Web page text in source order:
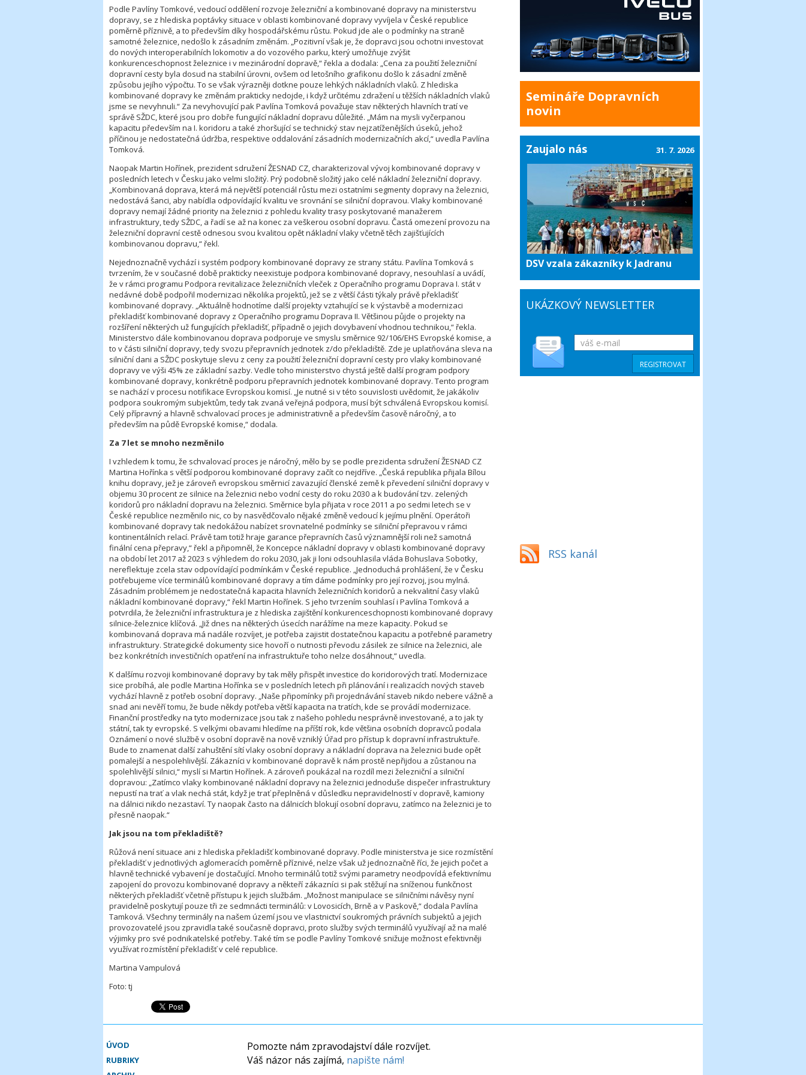
Podle Pavlíny Tomkové, vedoucí oddělení rozvoje železniční a kombinované dopravy na ministerstvu
dopravy, se z hlediska poptávky situace v oblasti kombinované dopravy vyvíjela v České republice
poměrně příznivě, a to především díky hospodářskému růstu. Pokud jde ale o podmínky na straně
samotné železnice, nedošlo k zásadním změnám. „Pozitivní však je, že dopravci jsou ochotni investovat
do nových interoperabilních lokomotiv a do vozového parku, který umožňuje zvýšit
konkurenceschopnost železnice i v mezinárodní dopravě,“ řekla a dodala: „Cena za použití železniční
dopravní cesty byla dosud na stabilní úrovni, ovšem od letošního grafikonu došlo k zásadní změně
způsobu jejího výpočtu. To se však výrazněji dotkne pouze lehkých nákladních vlaků. Z hlediska
kombinované dopravy ke změnám prakticky nedojde, i když určitému zdražení u těžších nákladních vlaků
jsme se nevyhnuli.“ Za nevyhovující pak Pavlína Tomková považuje stav některých hlavních tratí ve
správě SŽDC, které jsou pro dobře fungující nákladní dopravu důležité. „Mám na mysli vyčerpanou
kapacitu především na I. koridoru a také zhoršující se technický stav nejzatíženějších úseků, jehož
příčinou je nedostatečná údržba, respektive oddalování zásadních modernizačních akcí,“ uvedla Pavlína
Tomková.
Naopak Martin Hořínek, prezident sdružení ŽESNAD CZ, charakterizoval vývoj kombinované dopravy v
posledních letech v Česku jako velmi složitý. Prý podobně složitý jako celé nákladní železniční dopravy.
„Kombinovaná doprava, která má největší potenciál růstu mezi ostatními segmenty dopravy na železnici,
nedostává šanci, aby nabídla odpovídající kvalitu ve srovnání se silniční dopravou. Vlaky kombinované
dopravy nemají žádné priority na železnici z pohledu kvality trasy poskytované manažerem
infrastruktury, tedy SŽDC, a řadí se až na konec za veškerou osobní dopravu. Častá omezení provozu na
železniční dopravní cestě odnesou svou kvalitou opět nákladní vlaky včetně těch zajišťujících
kombinovanou dopravu,“ řekl.
Nejednoznačně vychází i systém podpory kombinované dopravy ze strany státu. Pavlína Tomková s
tvrzením, že v současné době prakticky neexistuje podpora kombinované dopravy, nesouhlasí a uvádí,
že v rámci programu Podpora revitalizace železničních vleček z Operačního programu Doprava I. stát v
nedávné době podpořil modernizaci několika projektů, jež se z větší části týkaly právě překladišť
kombinované dopravy. „Aktuálně hodnotíme další projekty vztahující se k výstavbě a modernizaci
překladišť kombinované dopravy z Operačního programu Doprava II. Většinou půjde o projekty na
rozšíření některých už fungujících překladišť, případně o jejich dovybavení vhodnou technikou,“ řekla.
Ministerstvo dále kombinovanou doprava podporuje ve smyslu směrnice 92/106/EHS Evropské komise, a
to v části silniční dopravy, tedy svozu přepravních jednotek z/do překladiště. Zde je uplatňována sleva na
silniční dani a SŽDC poskytuje slevu z ceny za použití železniční dopravní cesty pro vlaky kombinované
dopravy ve výši 45% ze základní sazby. Vedle toho ministerstvo chystá ještě další program podpory
kombinované dopravy, konkrétně podporu přepravních jednotek kombinované dopravy. Tento program
se nachází v procesu notifikace Evropskou komisí. „Je nutné si v této souvislosti uvědomit, že jakákoliv
podpora soukromým subjektům, tedy tak zvaná veřejná podpora, musí být schválená Evropskou komisí.
Celý přípravný a hlavně schvalovací proces je administrativně a především časově náročný, a to
především na půdě Evropské komise,“ dodala.
Za 7 let se mnoho nezměnilo
I vzhledem k tomu, že schvalovací proces je náročný, mělo by se podle prezidenta sdružení ŽESNAD CZ
Martina Hořínka s větší podporou kombinované dopravy začít co nejdříve. „Česká republika přijala Bílou
knihu dopravy, jež je zároveň evropskou směrnicí zavazující členské země k převedení silniční dopravy v
objemu 30 procent ze silnice na železnici nebo vodní cesty do roku 2030 a k budování tzv. zelených
koridorů pro nákladní dopravu na železnici. Směrnice byla přijata v roce 2011 a po sedmi letech se v
České republice nezměnilo nic, co by nasvědčovalo nějaké změně vedoucí k jejímu plnění. Operátoři
kombinované dopravy tak nedokážou nabízet srovnatelné podmínky se silniční přepravou v rámci
kontinentálních relací. Právě tam totiž hraje garance přepravních časů významnější roli než samotná
finální cena přepravy,“ řekl a připomněl, že Koncepce nákladní dopravy v oblasti kombinované dopravy
na období let 2017 až 2023 s výhledem do roku 2030, jak ji loni odsouhlasila vláda Bohuslava Sobotky,
nereflektuje zcela stav odpovídající podmínkám v České republice. „Jednoduchá prohlášení, že v Česku
potřebujeme více terminálů kombinované dopravy a tím dáme podmínky pro její rozvoj, jsou mylná.
Zásadním problémem je nedostatečná kapacita hlavních železničních koridorů a nekvalitní časy vlaků
nákladní kombinované dopravy,“ řekl Martin Hořínek. S jeho tvrzením souhlasí i Pavlína Tomková a
potvrdila, že železniční infrastruktura je z hlediska zajištění konkurenceschopnosti kombinované dopravy
silnice-železnice klíčová. „Již dnes na některých úsecích narážíme na meze kapacity. Pokud se
kombinovaná doprava má nadále rozvíjet, je potřeba zajistit dostatečnou kapacitu a potřebné parametry
infrastruktury. Strategické dokumenty sice hovoří o nutnosti převodu zásilek ze silnice na železnici, ale
bez konkrétních investičních opatření na infrastruktuře toho nelze dosáhnout,“ uvedla.
K dalšímu rozvoji kombinované dopravy by tak měly přispět investice do koridorových tratí. Modernizace
sice probíhá, ale podle Martina Hořínka se v posledních letech při plánování i realizacích nových staveb
vychází hlavně z potřeb osobní dopravy. „Naše připomínky při projednávání staveb nikdo nebere vážně a
snad ani nevěří tomu, že bude někdy potřeba větší kapacita na tratích, kde se provádí modernizace.
Finanční prostředky na tyto modernizace jsou tak z našeho pohledu nesprávně investované, a to jak ty
státní, tak ty evropské. S velkými obavami hledíme na příští rok, kde většina osobních dopravců podala
Oznámení o nové službě v osobní dopravě na nově vzniklý Úřad pro přístup k dopravní infrastruktuře.
Bude to znamenat další zahuštění sítí vlaky osobní dopravy a nákladní doprava na železnici bude opět
pomalejší a nespolehlivější. Zákazníci v kombinované dopravě k nám prostě nepřijdou a zůstanou na
spolehlivější silnici,“ myslí si Martin Hořínek. A zároveň poukázal na rozdíl mezi železniční a silniční
dopravou: „Zatímco vlaky kombinované nákladní dopravy na železnici jednoduše dispečer infrastruktury
nepustí na trať a vlak nechá stát, když je trať přeplněná v důsledku nepravidelností v dopravě, kamiony
na dálnici nikdo nezastaví. Ty naopak často na dálnicích blokují osobní dopravu, zatímco na železnici je to
přesně naopak.“
Jak jsou na tom překladiště?
Růžová není situace ani z hlediska překladišť kombinované dopravy. Podle ministerstva je sice rozmístění
překladišť v jednotlivých aglomeracích poměrně příznivé, nelze však už jednoznačně říci, že jejich počet a
hlavně technické vybavení je dostačující. Mnoho terminálů totiž svými parametry neodpovídá efektivnímu
zapojení do provozu kombinované dopravy a někteří zákazníci si pak stěžují na sníženou funkčnost
některých překladišť včetně přístupu k jejich službám. „Možnost manipulace se silničními návěsy nyní
pravidelně poskytují pouze tři ze sedmnácti terminálů: v Lovosicích, Brně a v Paskově,“ dodala Pavlína
Tamková. Všechny terminály na našem území jsou ve vlastnictví soukromých právních subjektů a jejich
provozovatelé jsou zpravidla také současně dopravci, proto služby svých terminálů využívají až na malé
výjimky pro své podnikatelské potřeby. Také tím se podle Pavlíny Tomkové snižuje možnost efektivněji
využívat rozmístění překladišť v celé republice.
Martina Vampulová
Foto: tj
Semináře Dopravních
novin
Zaujalo nás
DSV vzala zákazníky k Jadranu
31. 7. 2026
UKÁZKOVÝ NEWSLETTER
RSS kanál
ÚVOD
RUBRIKY
Pomozte nám zpravodajství dále rozvíjet.
Váš názor nás zajímá, napište nám!